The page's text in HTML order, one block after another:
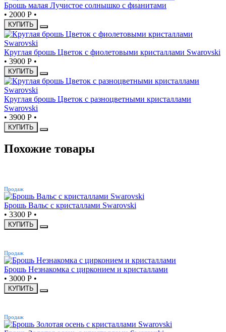
Брошь малая Лучистое солнышко с фианитами
• 2000 Р •
КУПИТЬ
Круглая брошь Цветок с фиолетовыми кристаллами Swarovski
• 3900 Р •
КУПИТЬ
Круглая брошь Цветок с разноцветными кристаллами
Swarovski
• 3900 Р •
КУПИТЬ
Похожие товары
Продаж
Брошь Вальс с кристаллами Swarovski
• 3300 Р •
КУПИТЬ
Продаж
Брошь Незнакомка с цирконием и кристаллами
• 3000 Р •
КУПИТЬ
Продаж